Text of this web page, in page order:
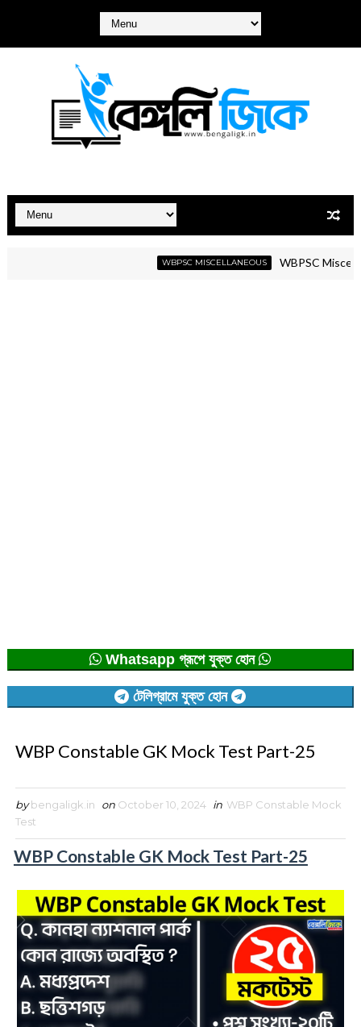
WBPSC MISCELLANEOUS WBPSC
Whatsapp গ্রূপে যুক্ত হোন
টেলিগ্রামে যুক্ত হোন
WBP Constable GK Mock Test Part-25
by bengaligk.in on October 10, 2024 in WBP Constable Mock
Test
WBP Constable GK Mock Test Part-25